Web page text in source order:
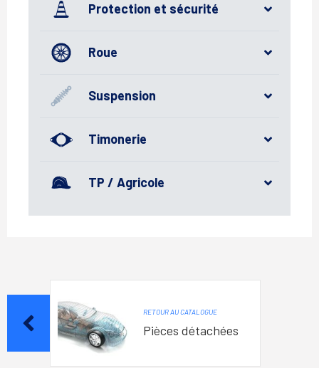
Protection et sécurité
Roue
Suspension
Timonerie
TP / Agricole
RETOUR AU CATALOGUE
Pièces détachées